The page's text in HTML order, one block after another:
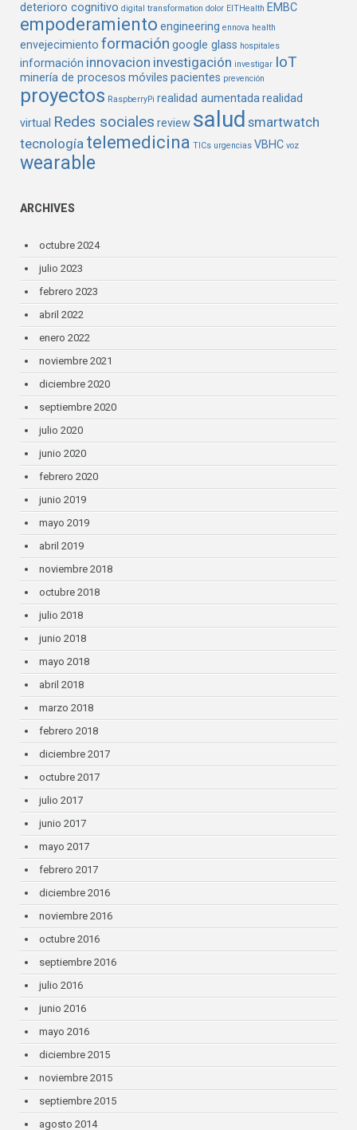
deterioro cognitivo digital transformation dolor EITHealth EMBC
empoderamiento engineering ennova health
envejecimiento formación google glass hospitales
información innovacion investigación investigar IoT
minería de procesos móviles pacientes prevención
proyectos RaspberryPi realidad aumentadarealidad
virtual Redes sociales review salud smartwatch
tecnología telemedicina TICs urgencias VBHC voz
wearable
ARCHIVES
octubre 2024
julio 2023
febrero 2023
abril 2022
enero 2022
noviembre 2021
diciembre 2020
septiembre 2020
julio 2020
junio 2020
febrero 2020
junio 2019
mayo 2019
abril 2019
noviembre 2018
octubre 2018
julio 2018
junio 2018
mayo 2018
abril 2018
marzo 2018
febrero 2018
diciembre 2017
octubre 2017
julio 2017
junio 2017
mayo 2017
febrero 2017
diciembre 2016
noviembre 2016
octubre 2016
septiembre 2016
julio 2016
junio 2016
mayo 2016
diciembre 2015
noviembre 2015
septiembre 2015
agosto 2014